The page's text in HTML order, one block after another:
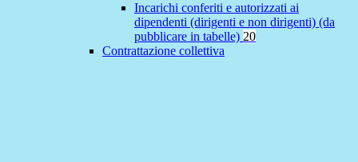
Incarichi conferiti e autorizzati ai
dipendenti (dirigenti e non dirigenti) (da
pubblicare in tabelle) 20
Contrattazione collettiva